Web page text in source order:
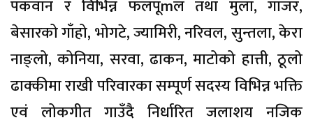
पकवान र विभिन्न फलपूmल तथा मुला, गाजर,
बेसारको गाँहो, भोगटे, ज्यामिरी, नरिवल, सुन्तला, केरा
नाङ्लो, कोनिया, सरवा, ढाकन, माटोको हात्ती, ठूलो
ढाक्कीमा राखी परिवारका सम्पूर्ण सदस्य विभिन्न भक्ति
एवं लोकगीत गाउँदै निर्धारित जलाशय नजिक